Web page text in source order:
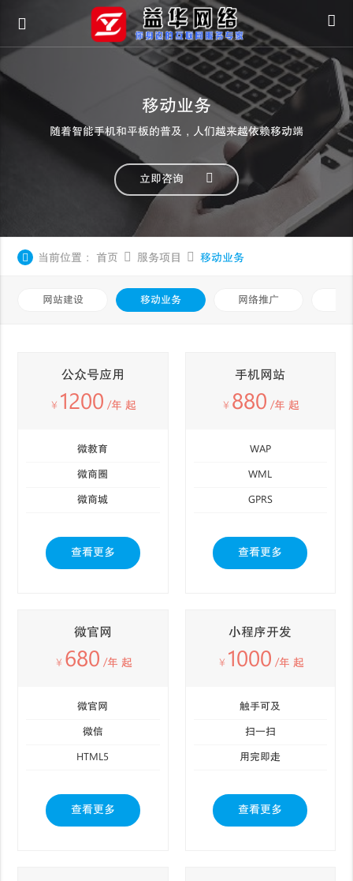
移动业务
随着智能手机和平板的普及，人们越来越依赖移动端
立即咨询
当前位置： 首页 服务项目 移动业务
网站建设 移动业务 网络推广
公众号应用
￥ 1200 /年 起
微教育
微商圈
微商城
查看更多
手机网站
￥ 880 /年 起
WAP
WML
GPRS
查看更多
微官网
￥ 680 /年 起
微官网
微信
HTML5
查看更多
小程序开发
￥ 1000 /年 起
触手可及
扫一扫
用完即走
查看更多